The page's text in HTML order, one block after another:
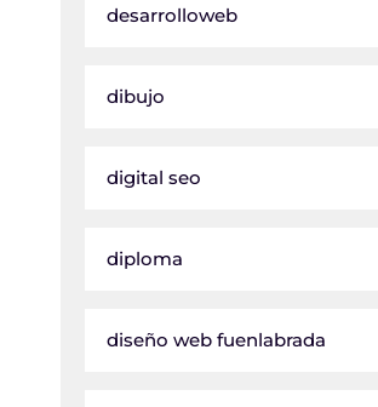
desarrolloweb
dibujo
digital seo
diploma
diseño web fuenlabrada